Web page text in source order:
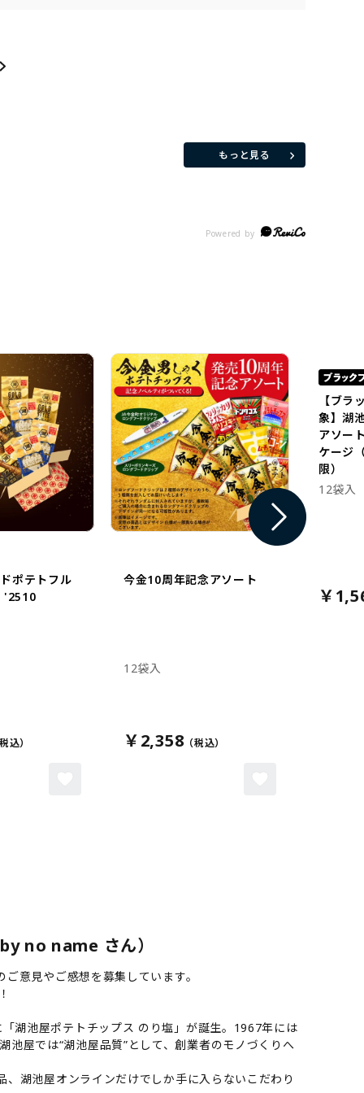
もっと見る
ポテトフル
'2510
今金10周年記念アソート
12袋入
￥2,358
【ブラ
象】湖
アソー
ケージ
限）
12袋入
￥
no name さん）
意見やご感想を募集しています。
湖池屋ポテトチップス のり塩」が誕生。1967年には
屋では“湖池屋品質”として、創業者のモノづくりへ
湖池屋オンラインだけでしか手に入らないこだわり